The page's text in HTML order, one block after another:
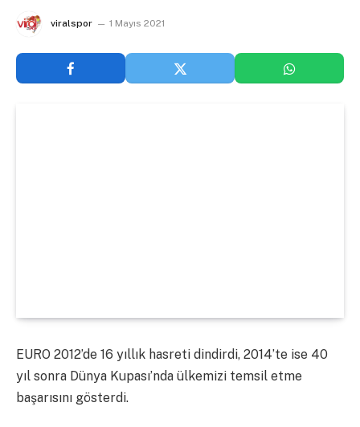
viralspor 1 Mayıs 2021
EURO 2012’de 16 yıllık hasreti dindirdi, 2014’te ise 40
yıl sonra Dünya Kupası’nda ülkemizi temsil etme
başarısını gösterdi.